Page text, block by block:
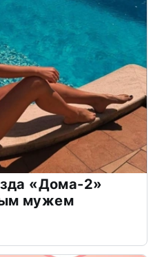
«Дома-2»
мужем